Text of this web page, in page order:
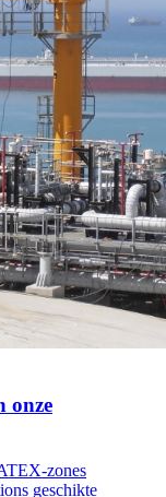
onze
zones
geschikte